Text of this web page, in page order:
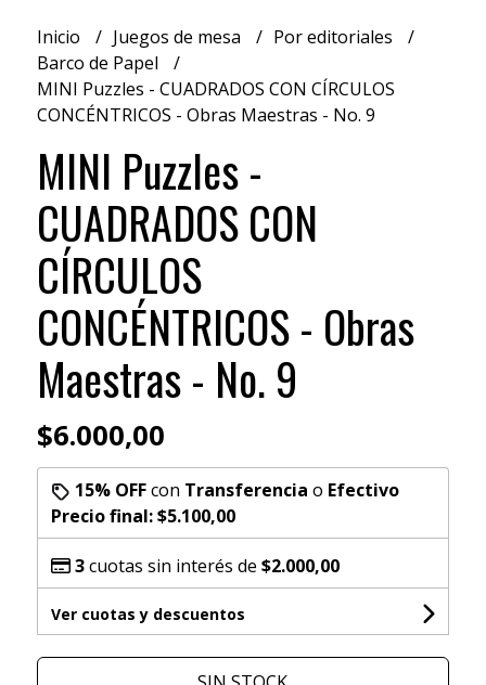
Inicio Juegos de mesa
Por editoriales
Barco de Papel
MINI Puzzles - CUADRADOS CON CÍRCULOS
CONCÉNTRICOS - Obras Maestras - No. 9
MINI Puzzles -
CUADRADOS CON
CÍRCULOS
CONCÉNTRICOS - Obras
Maestras - No. 9
$6.000,00
15% OFFcon Transferencia o Efectivo
Precio final:$5.100,00
3cuotas sin interés de $2.000,00
Ver cuotas y descuentos